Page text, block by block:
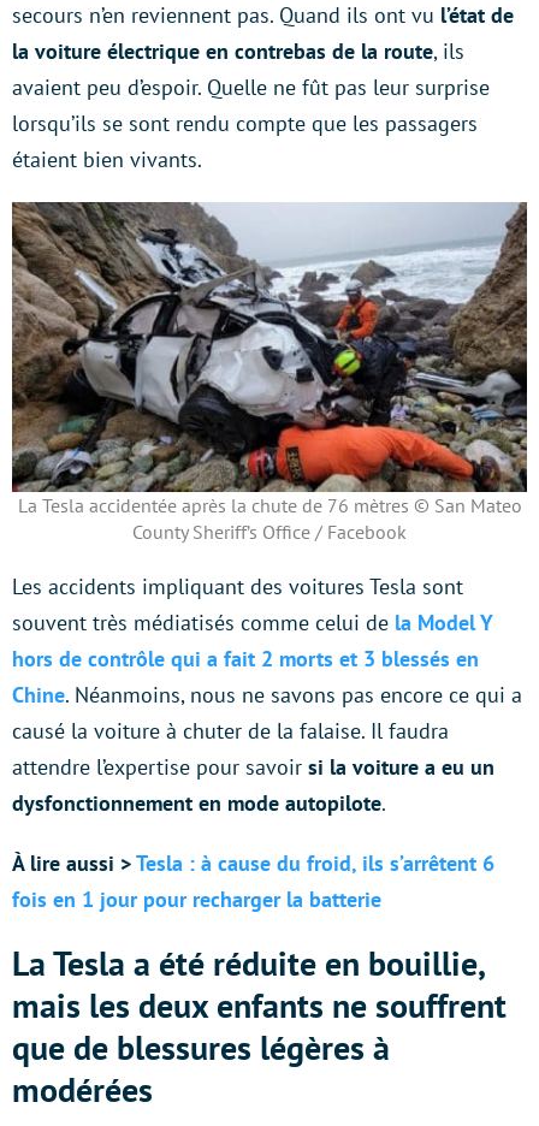
secours n’en reviennent pas. Quand ils ont vu l’état de
la voiture électrique en contrebas de la route, ils
avaient peu d’espoir. Quelle ne fût pas leur surprise
lorsqu’ils se sont rendu compte que les passagers
étaient bien vivants.
La Tesla accidentée après la chute de 76 mètres © San Mateo
County Sheriff’s Office / Facebook
Les accidents impliquant des voitures Tesla sont
souvent très médiatisés comme celui de la Model Y
hors de contrôle qui a fait 2 morts et 3 blessés en
Chine. Néanmoins, nous ne savons pas encore ce qui a
causé la voiture à chuter de la falaise. Il faudra
attendre l’expertise pour savoir si la voiture a eu un
dysfonctionnement en mode autopilote.
À lire aussi >Tesla : à cause du froid, ils s’arrêtent 6
fois en 1 jour pour recharger la batterie
La Tesla a été réduite en bouillie,
mais les deux enfants ne souffrent
que de blessures légères à
modérées